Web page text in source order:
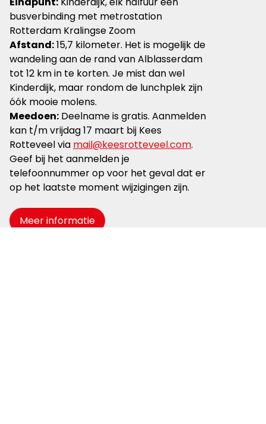
busverbinding met metrostation
Rotterdam Kralingse Zoom
Afstand:15,7 kilometer. Het is mogelijk de
wandeling aan de rand van Alblasserdam
tot 12 km in te korten. Je mist dan wel
Kinderdijk, maar rondom de lunchplek zijn
óók mooie molens.
Meedoen: Deelname is gratis. Aanmelden
kan t/m vrijdag 17 maart bij Kees
Rotteveel via mail@keesrotteveel.com.
Geef bij het aanmelden je
telefoonnummer op voor het geval dat er
op het laatste moment wijzigingen zijn.
Meer informatie